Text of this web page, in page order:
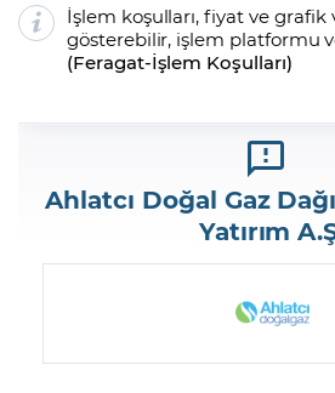
İşlem koşulları, fiyat ve grafik
gösterebilir, işlem platformu
(Feragat-İşlem Koşulları)
Ahlatcı Doğal Gaz
Yatırım